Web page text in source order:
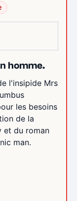
homme.
l'insipide Mrs
les besoins
de la
et du roman
man.